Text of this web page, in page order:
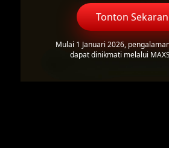
Tonton
Mulai 1 Januari 2026,
dapat dinikmati melalui